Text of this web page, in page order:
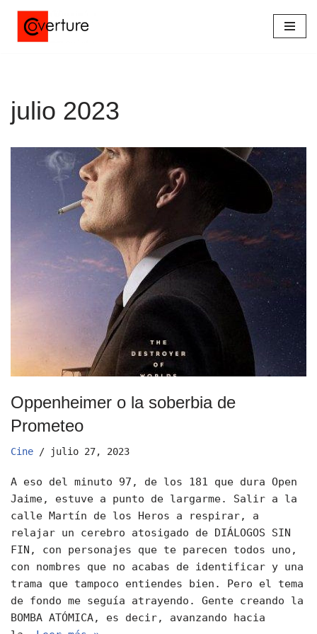
Saltar
julio 2023
Oppenheimer o la soberbia de
Prometeo
Cine julio 27, 2023
A eso del minuto 97, de los 181 que dura Open
Jaime, estuve a punto de largarme. Salir a la
calle Martín de los Heros a respirar, a
relajar un cerebro atosigado de DIÁLOGOS SIN
FIN, con personajes que te parecen todos uno,
con nombres que no acabas de identificar y una
trama que tampoco entiendes bien. Pero el tema
de fondo me seguía atrayendo. Gente creando la
BOMBA ATÓMICA, es decir, avanzando hacia